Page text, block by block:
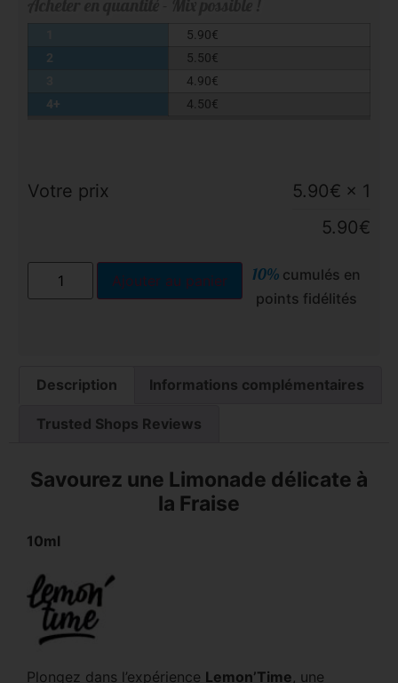
5.90€
2
5.50€
4.90€
4+
4.50€
Votre prix 5.90€ × 1
5.90€
Ajouter au panier 10% cumulés en
points fidélités
Description Informations complémentaires
Trusted Shops Reviews
Savourez une Limonade délicate à
la Fraise
10ml
Plongez dans l’expérience Lemon’Time, une